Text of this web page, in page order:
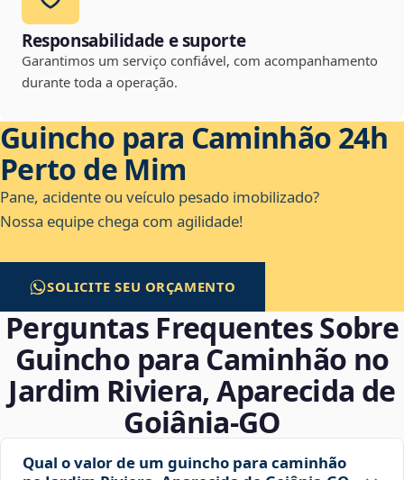
Responsabilidade e suporte
Garantimos um serviço confiável, com acompanhamento
durante toda a operação.
Guincho para Caminhão 24h
Perto de Mim
Pane, acidente ou veículo pesado imobilizado?
Nossa equipe chega com agilidade!
SOLICITE SEU ORÇAMENTO
Perguntas Frequentes Sobre
Guincho para Caminhão no
Jardim Riviera, Aparecida de
Goiânia‑GO
Qual o valor de um guincho para caminhão